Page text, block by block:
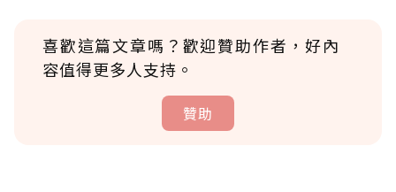
喜歡這篇文章嗎？歡迎贊助作者，好內
容值得更多人支持。
贊助